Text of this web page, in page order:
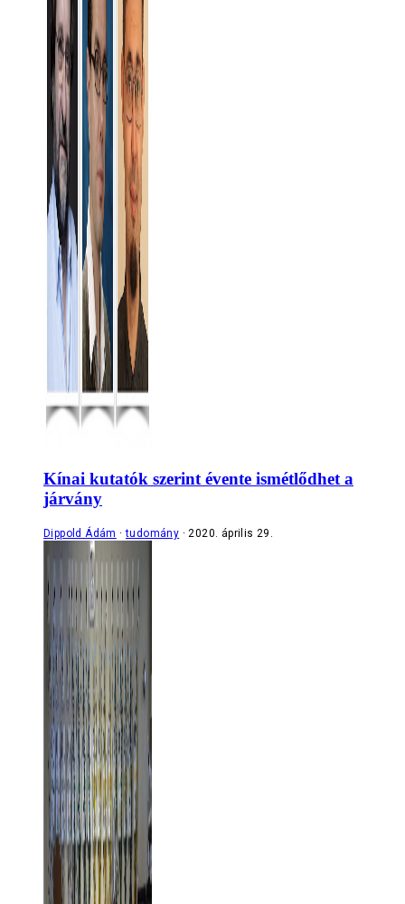
Kínai kutatók szerint évente ismétlődhet a
járvány
Dippold Ádám tudomány 2020. április 29.